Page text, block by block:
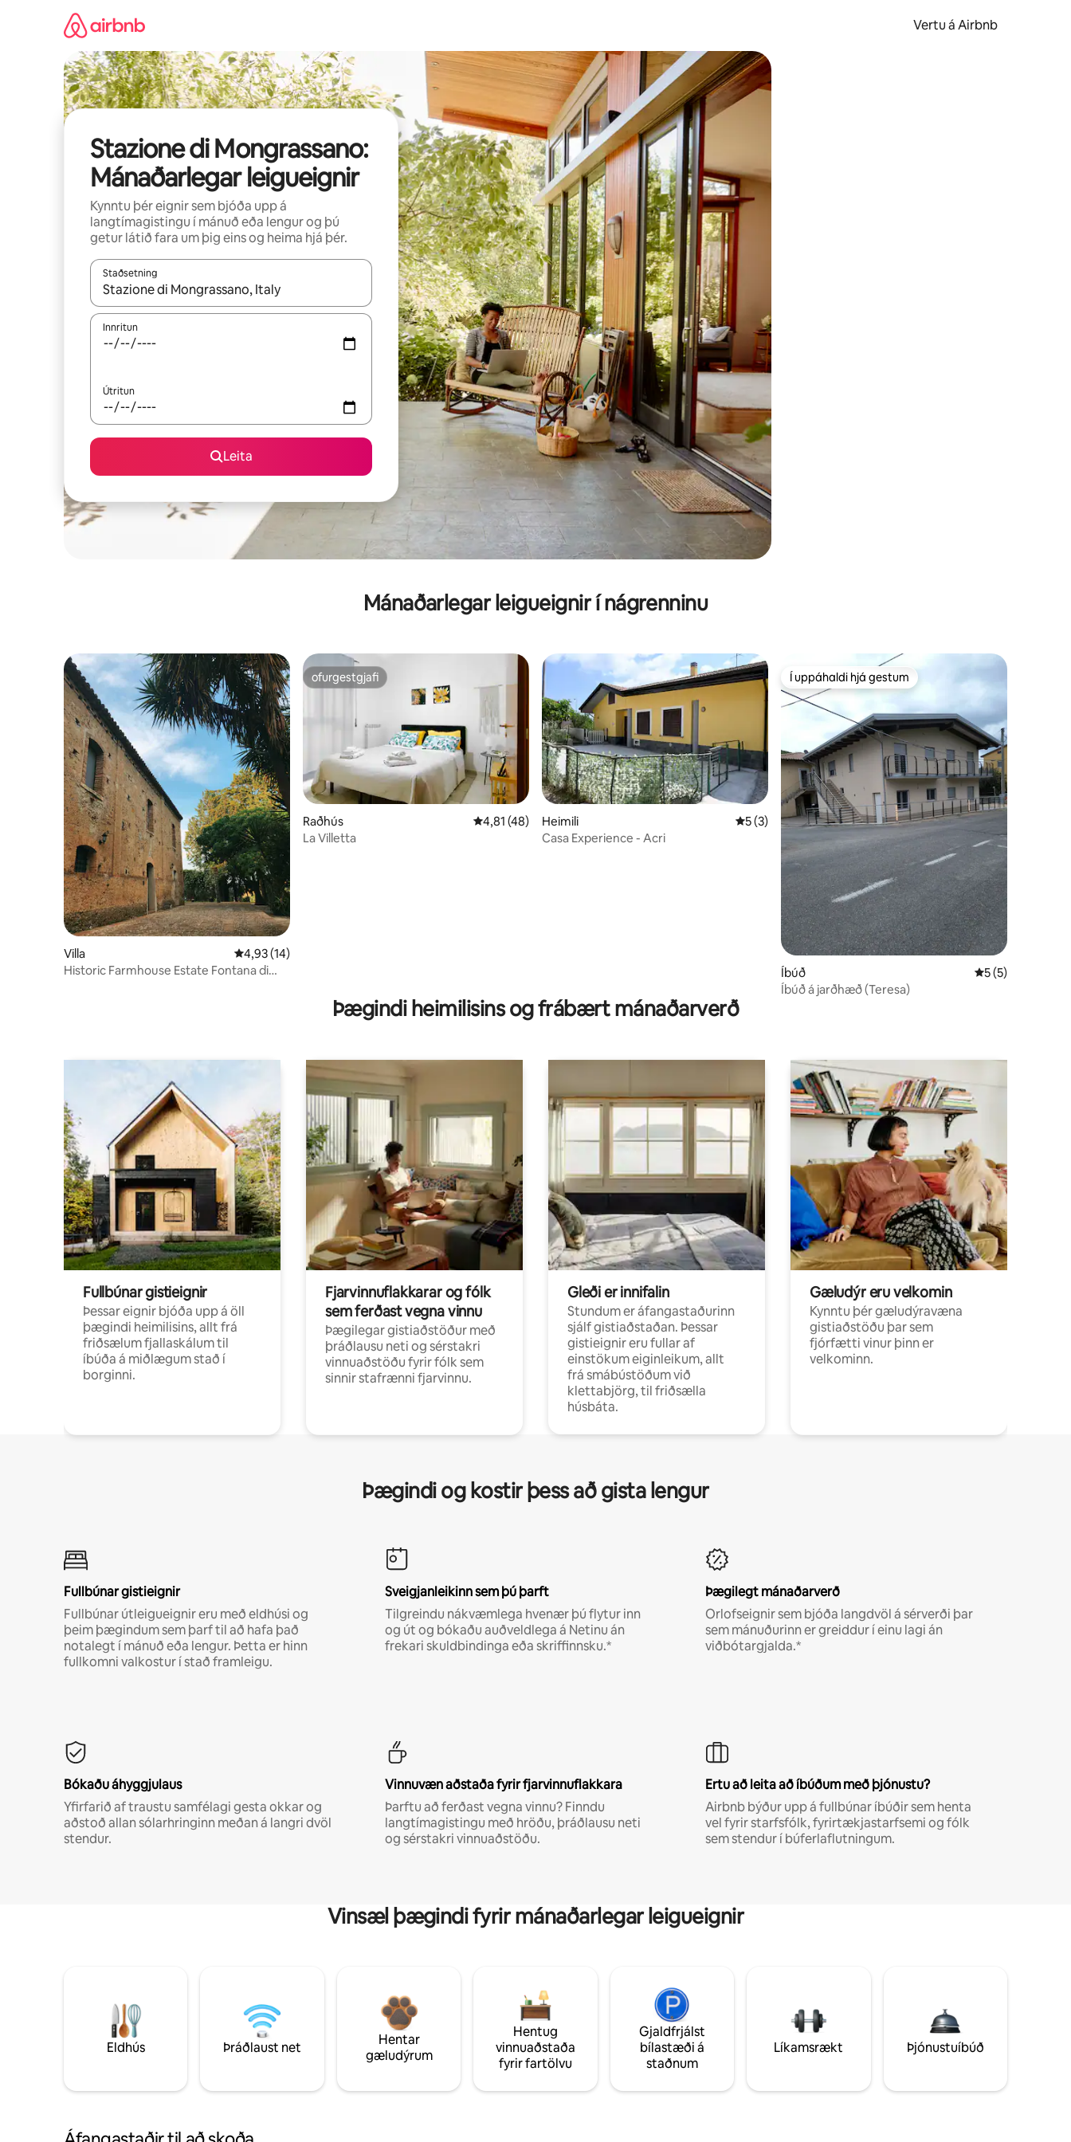
Vertu á Airbnb
Stazione di Mongrassano:
Mánaðarlegar leigueignir
Kynntu þér eignir sem bjóða upp á
langtímagistingu í mánuð eða lengur og þú
getur látið fara um þig eins og heima hjá þér.
Staðsetning
Þegar niðurstöður liggja fyrir skaltu nota upp og niður örvalyklana eða skoða með því að snerta eða strjúka.
Innritun
Útritun
Leita
Mánaðarlegar leigueignir í nágrenninu
Villa 4,93 af 5 í meðaleinkunn, 14 umsagnir
4,93 (14)
Historic Farmhouse Estate Fontana di
ofurgestgjafi
ofurgestgjafi
Raðhús 4,81 af 5 í meðaleinkunn, 48 umsagnir
4,81 (48)
La Villetta
Heimili 5 af 5 í meðaleinkunn, 3 umsagnir
5 (3)
Casa Experience - Acri
Í uppáhaldi hjá gestum
Í uppáhaldi hjá gestum
Íbúð 5 af 5 í
5 (5)
Íbúð á jarðhæð (Teresa)
Þægindi heimilisins og frábært mánaðarverð
Fullbúnar gistieignir
Þessar eignir bjóða upp á öll
þægindi heimilisins, allt frá
friðsælum fjallaskálum til
íbúða á miðlægum stað í
borginni.
Fjarvinnuflakkarar og fólk
sem ferðast vegna vinnu
Þægilegar gistiaðstöður með
þráðlausu neti og sérstakri
vinnuaðstöðu fyrir fólk sem
sinnir stafrænni fjarvinnu.
Gleði er innifalin
Stundum er áfangastaðurinn
sjálf gistiaðstaðan. Þessar
gistieignir eru fullar af
einstökum eiginleikum, allt
frá smábústöðum við
klettabjörg, til friðsælla
húsbáta.
Gæludýr eru velkomin
Kynntu þér gæludýravæna
gistiaðstöðu þar sem
fjórfætti vinur þinn er
velkominn.
Þægindi og kostir þess að gista lengur
Fullbúnar gistieignir
Fullbúnar útleigueignir eru með eldhúsi og
þeim þægindum sem þarf til að hafa það
notalegt í mánuð eða lengur. Þetta er hinn
fullkomni valkostur í stað framleigu.
Sveigjanleikinn sem þú þarft
Tilgreindu nákvæmlega hvenær þú flytur inn
og út og bókaðu auðveldlega á Netinu án
frekari skuldbindinga eða skriffinnsku.*
Þægilegt mánaðarverð
Orlofseignir sem bjóða langdvöl á sérverði þar
sem mánuðurinn er greiddur í einu lagi án
viðbótargjalda.*
Bókaðu áhyggjulaus
Yfirfarið af traustu samfélagi gesta okkar og
aðstoð allan sólarhringinn meðan á langri dvöl
stendur.
Vinnuvæn aðstaða fyrir fjarvinnuflakkara
Þarftu að ferðast vegna vinnu? Finndu
langtímagistingu með hröðu, þráðlausu neti
og sérstakri vinnuaðstöðu.
Ertu að leita að íbúðum með þjónustu?
Airbnb býður upp á fullbúnar íbúðir sem henta
vel fyrir starfsfólk, fyrirtækjastarfsemi og fólk
sem stendur í búferlaflutningum.
Vinsæl þægindi fyrir mánaðarlegar leigueignir
Eldhús Þráðlaust net
Hentar
gæludýrum
Hentug
vinnuaðstaða
fyrir fartölvu
Gjaldfrjálst
bílastæði á
staðnum
Líkamsrækt Þjónustuíbúð